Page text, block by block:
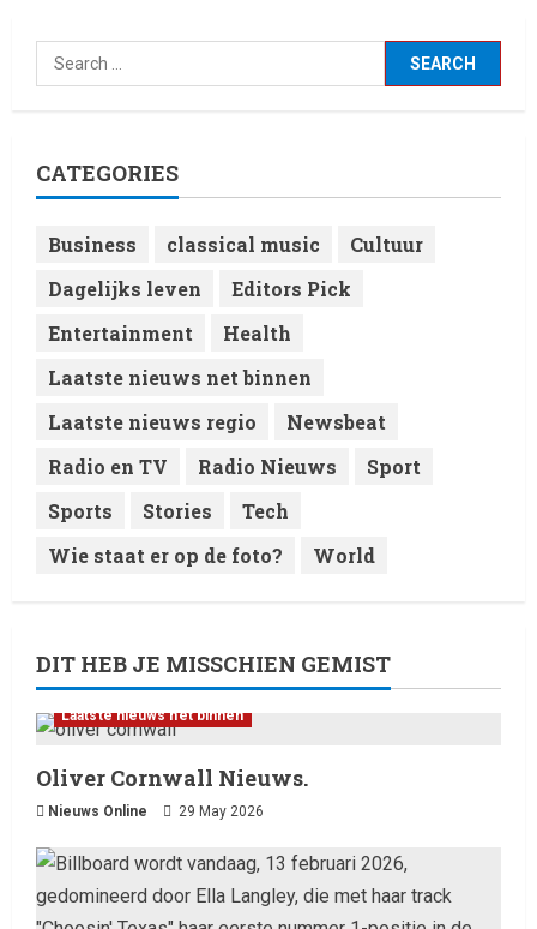
5
Laatste nieuws net binnen
RTVchannel.com brengt je
entertainmentnieuws!
CATEGORIES
Business classical music
Cultuur
Dagelijks leven
Editors Pick
Entertainment
Health
Laatste nieuws net binnen
Laatste nieuws regio
Newsbeat
Radio en TV
Radio Nieuws
Sport
Sports
Stories
Tech
Wie staat er op de foto?
World
DIT HEB JE MISSCHIEN GEMIST
Laatste nieuws net binnen
Oliver Cornwall Nieuws.
Nieuws Online 29 May 2026